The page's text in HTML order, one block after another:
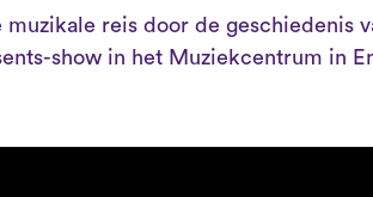
muzikale reis door de geschiedenis
show in het Muziekcentrum in